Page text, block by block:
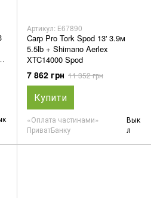
Артикул: Е67890
Carp Pro Tork Spod 13' 3.9м
5.5lb + Shimano Aerlex
XTC14000 Spod
7 862 грн 11 352 грн
Купити
«Оплата частинами»
ПриватБанку
Вык
л